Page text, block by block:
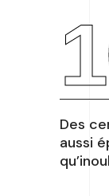
Des
aussi